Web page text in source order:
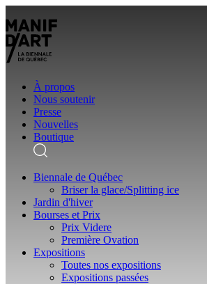
À propos
Nous soutenir
Presse
Nouvelles
Boutique
Biennale de Québec
Briser la glace/Splitting ice
Jardin d'hiver
Bourses et Prix
Prix Videre
Première Ovation
Expositions
Toutes nos expositions
Expositions passées